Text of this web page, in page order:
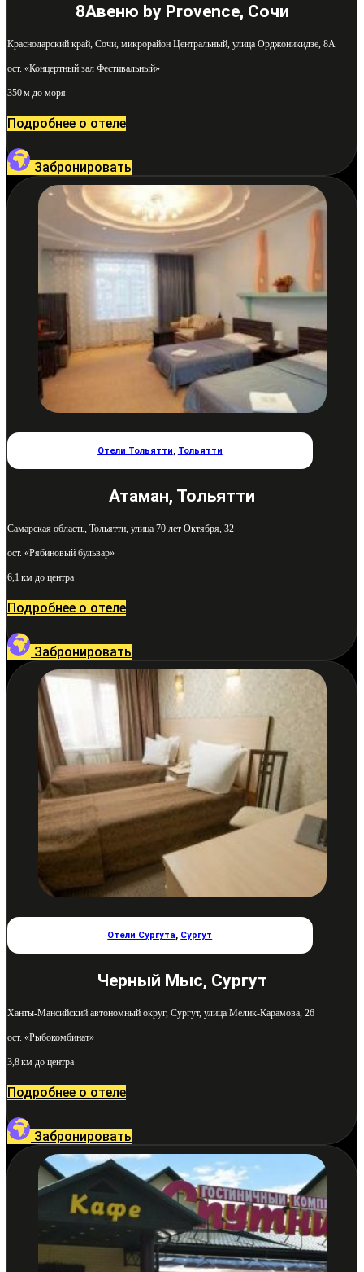
8Авеню by Provence, Сочи
Краснодарский край, Сочи, микрорайон Центральный, улица Орджоникидзе, 8А
ост. «Концертный зал Фестивальный»
350 м до моря
Подробнее о отеле
Забронировать
Отели Тольятти, Тольятти
Атаман, Тольятти
Самарская область, Тольятти, улица 70 лет Октября, 32
ост. «Рябиновый бульвар»
6,1 км до центра
Подробнее о отеле
Забронировать
Отели Сургута, Сургут
Черный Мыс, Сургут
Ханты-Мансийский автономный округ, Сургут, улица Мелик-Карамова, 26
ост. «Рыбокомбинат»
3,8 км до центра
Подробнее о отеле
Забронировать